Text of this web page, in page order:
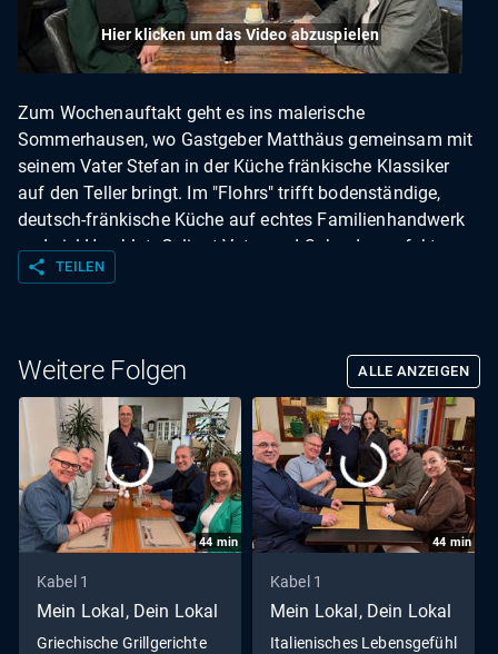
Hier klicken um das Video abzuspielen
Zum Wochenauftakt geht es ins malerische
Sommerhausen, wo Gastgeber Matthäus gemeinsam mit
seinem Vater Stefan in der Küche fränkische Klassiker
auf den Teller bringt. Im "Flohrs" trifft bodenständige,
deutsch-fränkische Küche auf echtes Familienhandwerk
und viel Herzblut. Gelingt Vater und Sohn der perfekte
Start in die Würzburg-Woche?
share TEILEN
Weitere Folgen ALLE ANZEIGEN
44 min
Kabel 1
Mein Lokal, Dein Lokal
Griechische Grillgerichte
44 min
Kabel 1
Mein Lokal, Dein Lokal
Italienisches Lebensgefühl